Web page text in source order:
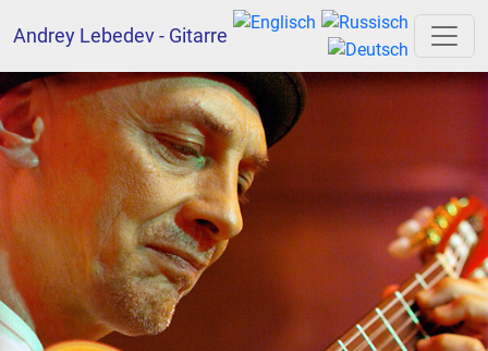
Andrey Lebedev - Gitarre